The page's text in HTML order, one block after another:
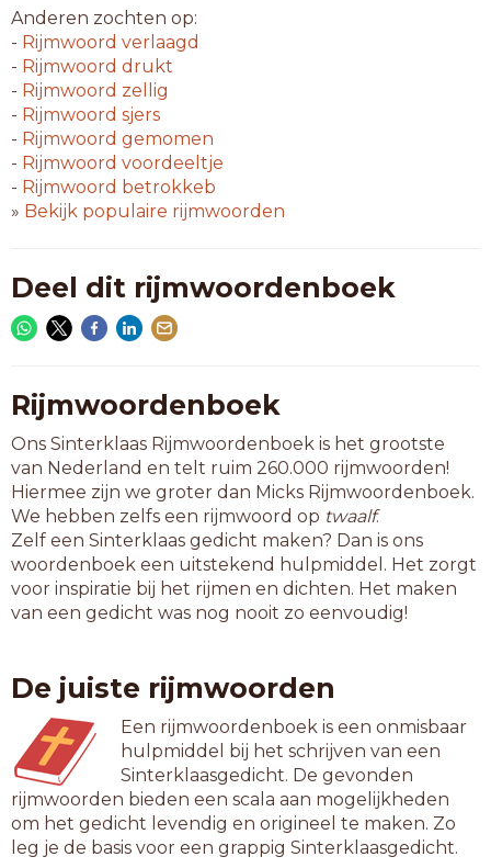
balkbrug
boogbrug
ezelsrug
gierbrug
hangbrug
harddrug
hazenrug
klapbrug
klepbrug
meetbrug
neusbrug
noodbrug
pontbrug
rawlplug
softdrug
steekmug
veenbrug
vlotbrug
voetbrug
weegbrug
zadelrug
ezelsbrug
heuvelrug
kabelbrug
kattenrug
kokerbrug
kraanbrug
luchtbrug
Anderen zochten op:
- Rijmwoord verlaagd
- Rijmwoord drukt
- Rijmwoord zellig
- Rijmwoord sjers
- Rijmwoord gemomen
- Rijmwoord voordeeltje
- Rijmwoord betrokkeb
» Bekijk populaire rijmwoorden
Deel dit rijmwoordenboek
Rijmwoordenboek
Ons Sinterklaas Rijmwoordenboek is het grootste
van Nederland en telt ruim 260.000 rijmwoorden!
Hiermee zijn we groter dan Micks Rijmwoordenboek.
We hebben zelfs een rijmwoord op twaalf.
Zelf een Sinterklaas gedicht maken? Dan is ons
woordenboek een uitstekend hulpmiddel. Het zorgt
voor inspiratie bij het rijmen en dichten. Het maken
van een gedicht was nog nooit zo eenvoudig!
De juiste rijmwoorden
Een rijmwoordenboek is een onmisbaar
hulpmiddel bij het schrijven van een
Sinterklaasgedicht. De gevonden
rijmwoorden bieden een scala aan mogelijkheden
om het gedicht levendig en origineel te maken. Zo
leg je de basis voor een grappig Sinterklaasgedicht.